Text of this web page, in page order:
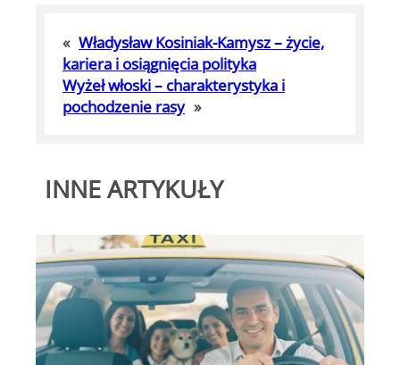
« Władysław Kosiniak-Kamysz – życie,
kariera i osiągnięcia polityka
Wyżeł włoski – charakterystyka i
pochodzenie rasy »
INNE ARTYKUŁY